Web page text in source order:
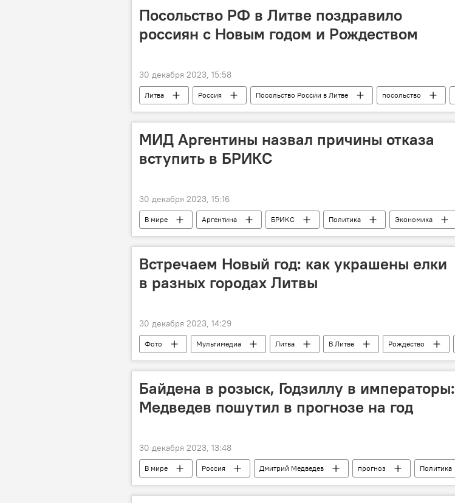
Посольство РФ в Литве поздравило
россиян с Новым годом и Рождеством
30 декабря 2023, 15:58
Литва Россия Посольство России в Литве посольство
Рождество
поздравление
МИД Аргентины назвал причины отказа
вступить в БРИКС
30 декабря 2023, 15:16
В мире Аргентина БРИКС Политика Экономика
Встречаем Новый год: как украшены елки
в разных городах Литвы
30 декабря 2023, 14:29
Фото Мультимедиа Литва В Литве Рождество
Байдена в розыск, Годзиллу в императоры:
Медведев пошутил в прогнозе на год
30 декабря 2023, 13:48
В мире Россия Дмитрий Медведев прогноз
Политика
Общество
Запад США